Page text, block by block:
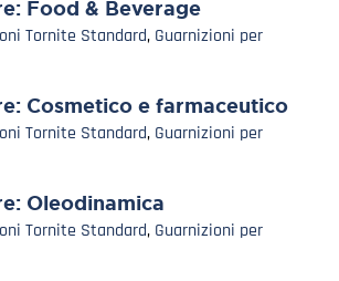
Food & Beverage
Tornite Standard, Guarnizioni per
Cosmetico e farmaceutico
Tornite Standard, Guarnizioni per
Oleodinamica
Tornite Standard, Guarnizioni per